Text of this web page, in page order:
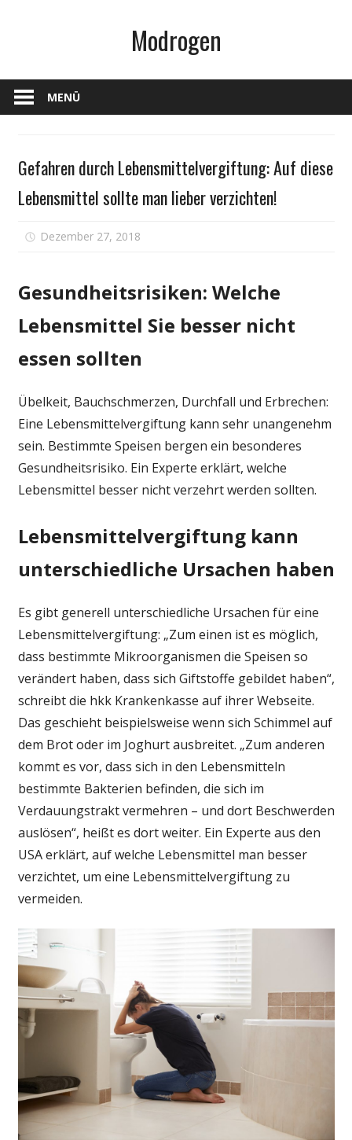
Modrogen
MENÜ
Gefahren durch Lebensmittelvergiftung: Auf diese
Lebensmittel sollte man lieber verzichten!
Dezember 27, 2018
lieber
Gesundheitsrisiken: Welche
Lebensmittel Sie besser nicht
essen sollten
Übelkeit, Bauchschmerzen, Durchfall und Erbrechen:
Eine Lebensmittelvergiftung kann sehr unangenehm
sein. Bestimmte Speisen bergen ein besonderes
Gesundheitsrisiko. Ein Experte erklärt, welche
Lebensmittel besser nicht verzehrt werden sollten.
Lebensmittelvergiftung kann
unterschiedliche Ursachen haben
Es gibt generell unterschiedliche Ursachen für eine
Lebensmittelvergiftung: „Zum einen ist es möglich,
dass bestimmte Mikroorganismen die Speisen so
verändert haben, dass sich Giftstoffe gebildet haben“,
schreibt die hkk Krankenkasse auf ihrer Webseite.
Das geschieht beispielsweise wenn sich Schimmel auf
dem Brot oder im Joghurt ausbreitet. „Zum anderen
kommt es vor, dass sich in den Lebensmitteln
bestimmte Bakterien befinden, die sich im
Verdauungstrakt vermehren – und dort Beschwerden
auslösen“, heißt es dort weiter. Ein Experte aus den
USA erklärt, auf welche Lebensmittel man besser
verzichtet, um eine Lebensmittelvergiftung zu
vermeiden.